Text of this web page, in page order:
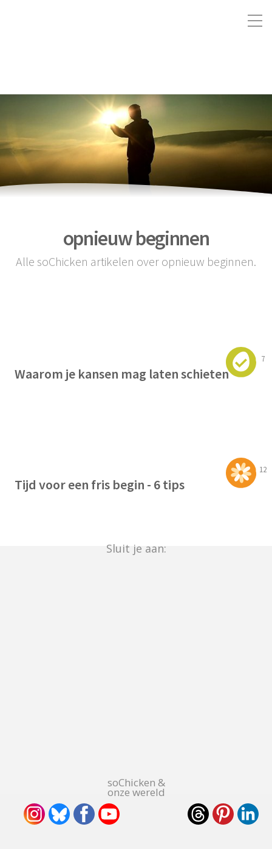
opnieuw beginnen
Alle soChicken artikelen over opnieuw beginnen.
7
Waarom je kansen mag laten schieten
12
Tijd voor een fris begin - 6 tips
Sluit je aan:
soChicken &
onze wereld